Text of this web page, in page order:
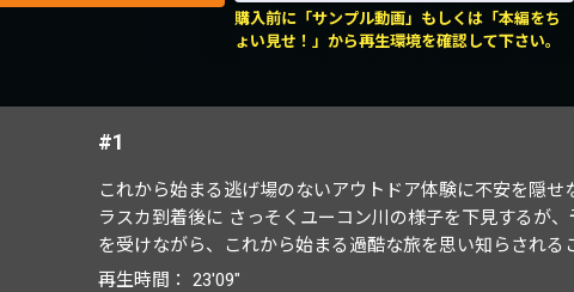
購入前に「サンプル動画」もしくは「本編をち
ょい見せ！」から再生環境を確認して下さい。
#1
これから始まる逃げ場のないアウトドア体験に不安を隠
ラスカ到着後に さっそくユーコン川の様子を下見するが
を受けながら、これから始まる過酷な旅を思い知らされる
再生時間： 23'09"